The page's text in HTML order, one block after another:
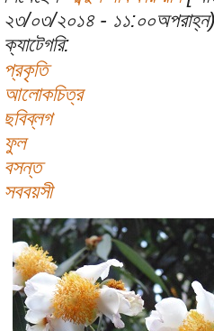
২৩/০৩/২০১৪ -
ক্যাটেগরি:
প্রকৃতি
আলোকচিত্র
ছবিব্লগ
ফুল
বসন্ত
সববয়সী